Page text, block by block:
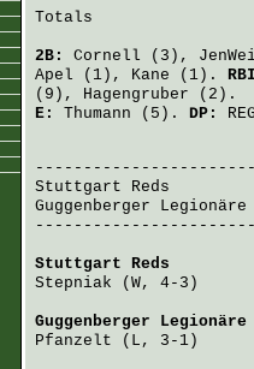
Totals
2B: Cornell (3),
Apel (1), Kane (1).
(9), Hagengruber (2).
E: Thumann (5). DP:
Stuttgart Reds
Guggenberger Legionäre
Stuttgart Reds
Stepniak (W, 4-3)
Guggenberger Legionäre
Pfanzelt (L, 3-1)